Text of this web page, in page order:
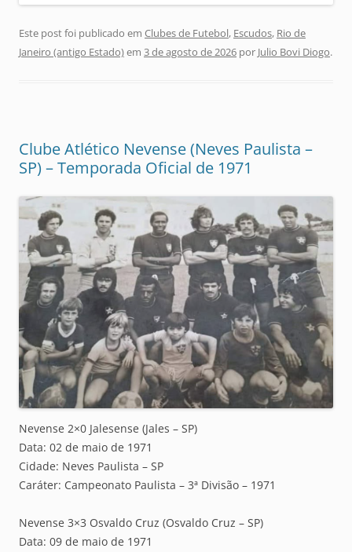
Este post foi publicado em Clubes de Futebol, Escudos, Rio de
Janeiro (antigo Estado)em 3 de agosto de 2026 por Julio Bovi Diogo.
Clube Atlético Nevense (Neves Paulista –
SP) – Temporada Oficial de 1971
Nevense 2×0 Jalesense (Jales – SP)
Data: 02 de maio de 1971
Cidade: Neves Paulista – SP
Caráter: Campeonato Paulista – 3ª Divisão – 1971
Nevense 3×3 Osvaldo Cruz (Osvaldo Cruz – SP)
Data: 09 de maio de 1971